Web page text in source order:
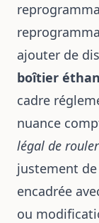
ajouter de
boîtier
cadre
nuance
légal de
justement
encadrée
ou